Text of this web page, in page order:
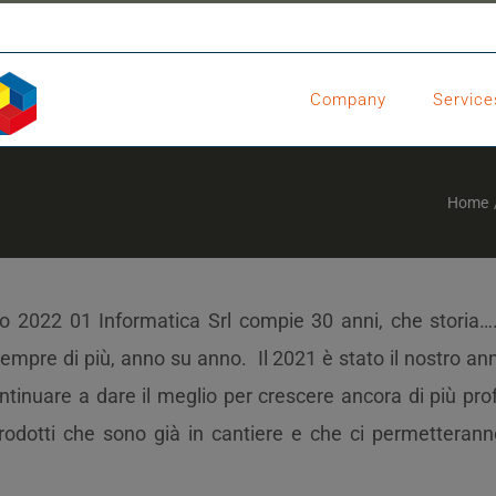
Company
Home
2022 01 Informatica Srl compie 30 anni, che
di più, anno su anno. Il 2021 è stato il nostro
a dare il meglio per crescere ancora di più
che sono già in cantiere e che ci